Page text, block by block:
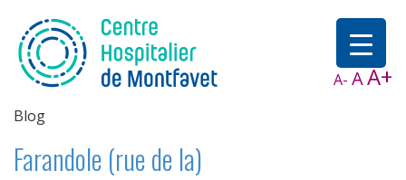
A- AA+
Blog
Farandole (rue de la)